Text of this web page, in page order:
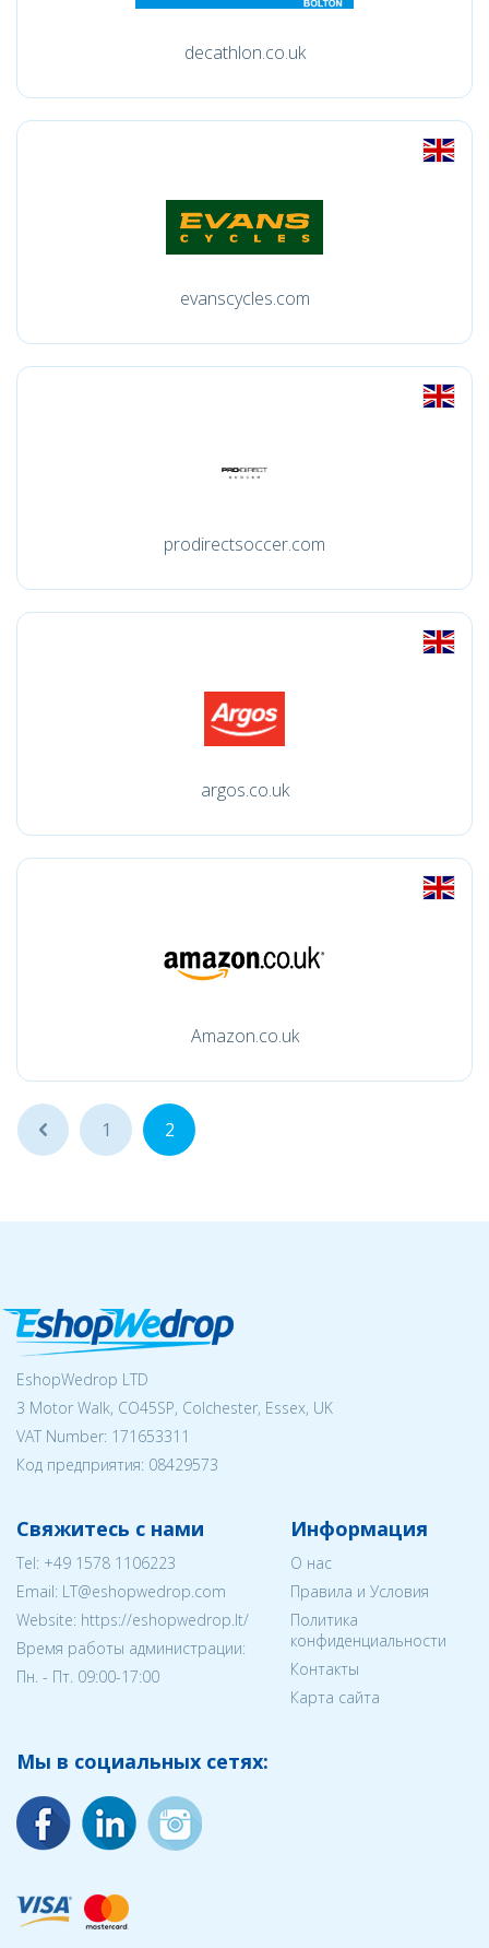
decathlon.co.uk
evanscycles.com
prodirectsoccer.com
argos.co.uk
Amazon.co.uk
... 1 2
EshopWedrop LTD
3 Motor Walk, CO45SP, Colchester, Essex, UK
VAT Number: 171653311
Код предприятия: 08429573
Свяжитесь с нами
Tel: +49 1578 1106223
Email: LT@eshopwedrop.com
Website: https://eshopwedrop.lt/
Время работы администрации:
Пн. - Пт. 09:00-17:00
Информация
О нас
Правила и Условия
Политика
конфиденциальности
Контакты
Карта сайта
Мы в социальных сетях: